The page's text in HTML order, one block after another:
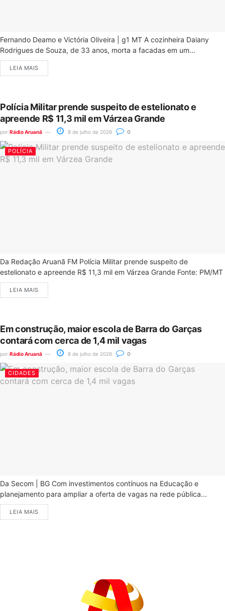
Fernando Deamo e Victória Oliveira | g1 MT A cozinheira Daiany
Rodrigues de Souza, de 33 anos, morta a facadas em um...
LEIA MAIS
Polícia Militar prende suspeito de estelionato e
apreende R$ 11,3 mil em Várzea Grande
por Rádio Aruanã 8 de julho de 2026 0
POLÍCIA
Da Redação Aruanã FM Polícia Militar prende suspeito de
estelionato e apreende R$ 11,3 mil em Várzea Grande Fonte: PM/MT
LEIA MAIS
Em construção, maior escola de Barra do Garças
contará com cerca de 1,4 mil vagas
por Rádio Aruanã 8 de julho de 2026 0
CIDADES
Da Secom | BG Com investimentos contínuos na Educação e
planejamento para ampliar a oferta de vagas na rede pública...
LEIA MAIS